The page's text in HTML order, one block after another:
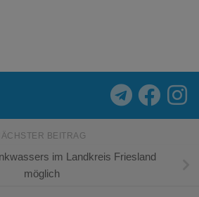
BEITRAG
im Landkreis Friesland
möglich